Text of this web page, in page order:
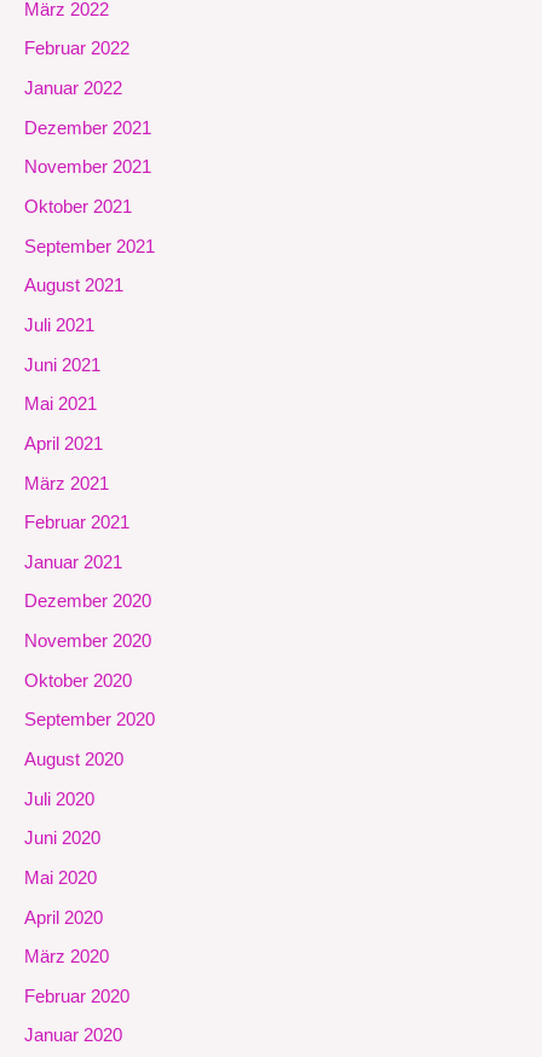
März 2022
Februar 2022
Januar 2022
Dezember 2021
November 2021
Oktober 2021
September 2021
August 2021
Juli 2021
Juni 2021
Mai 2021
April 2021
März 2021
Februar 2021
Januar 2021
Dezember 2020
November 2020
Oktober 2020
September 2020
August 2020
Juli 2020
Juni 2020
Mai 2020
April 2020
März 2020
Februar 2020
Januar 2020